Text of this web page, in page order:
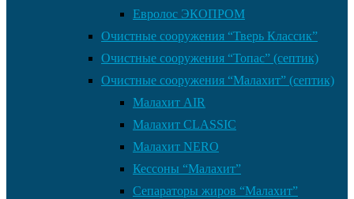
Евролос ЭКОПРОМ
Очистные сооружения “Тверь Классик”
Очистные сооружения “Топас” (септик)
Очистные сооружения “Малахит” (септик)
Малахит AIR
Малахит CLASSIC
Малахит NERO
Кессоны “Малахит”
Сепараторы жиров “Малахит”